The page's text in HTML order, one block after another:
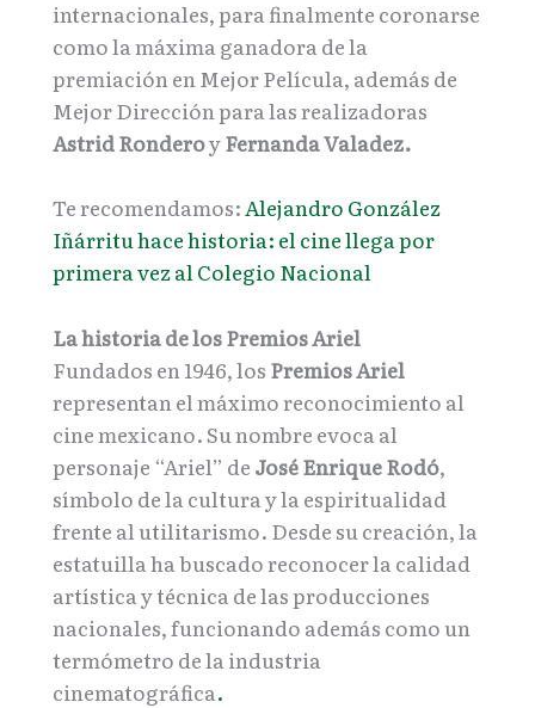
internacionales, para finalmente coronarse
como la máxima ganadora de la
premiación en Mejor Película, además de
Mejor Dirección para las realizadoras
Astrid RonderoyFernanda Valadez.
Te recomendamos:Alejandro González
Iñárritu hace historia: el cine llega por
primera vez al Colegio Nacional
La historia de los Premios Ariel
Fundados en 1946, los Premios Ariel
representan el máximo reconocimiento al
cine mexicano. Su nombre evoca al
personaje “Ariel” de José Enrique Rodó,
símbolo de la cultura y la espiritualidad
frente al utilitarismo. Desde su creación, la
estatuilla ha buscado reconocer la calidad
artística y técnica de las producciones
nacionales, funcionando además como un
termómetro de la industria
cinematográfica.